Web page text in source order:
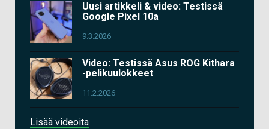
Uusi artikkeli & video: Testissä
Google Pixel 10a
9.3.2026
Video: Testissä Asus ROG Kithara
-pelikuulokkeet
11.2.2026
Lisää videoita